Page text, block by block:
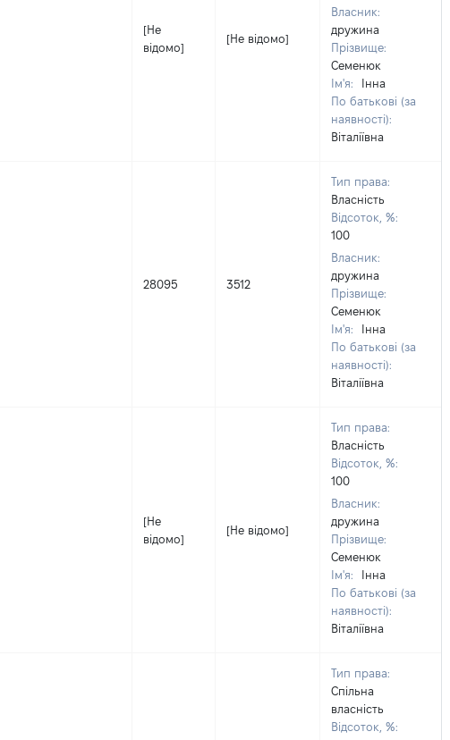
[Не
відомо]
[Не відомо]
Власник:
дружина
Прізвище:
Семенюк
Ім'я:
Інна
По батькові (за
наявності):
Віталіївна
28095 3512
Тип права:
Власність
Відсоток, %:
100
Власник:
дружина
Прізвище:
Семенюк
Ім'я:
Інна
По батькові (за
наявності):
Віталіївна
[Не
відомо]
[Не відомо]
Тип права:
Власність
Відсоток, %:
100
Власник:
дружина
Прізвище:
Семенюк
Ім'я:
Інна
По батькові (за
наявності):
Віталіївна
Тип права:
Спільна
власність
Відсоток, %: